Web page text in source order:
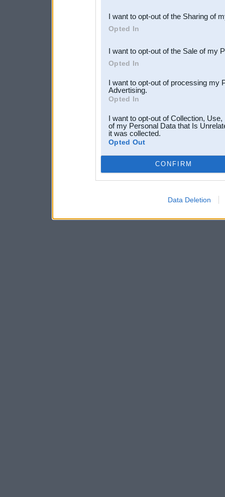
Downstream Participants
third parties.
I want to opt-out of the Sharing of
Opted In
I want to opt-out of the Sale of my
Opted In
I want to opt-out of processing my
Advertising.
Opted In
I want to opt-out of Collection,
of my Personal Data that Is
it was collected.
Opted Out
CONFIRM
Data Deletion